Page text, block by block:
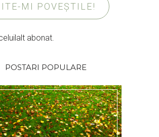
MI POVEȘTILE!
abonat.
POSTARI POPULARE